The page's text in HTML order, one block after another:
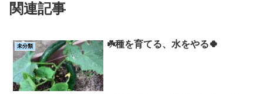
関連記事
未分類 ☘️種を育てる、水をやる🍀